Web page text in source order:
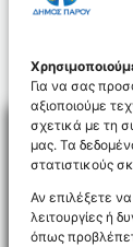
Για να σας
αξιοποιούμε
σχετικά με τη
μας. Τα
στατιστικούς
Αν επιλέξετε
λειτουργίες ή
όπως